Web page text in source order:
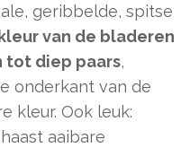
geribbelde, spitse
van de bladeren
tot diep paars,
onderkant van de
kleur. Ook leuk:
aaibare